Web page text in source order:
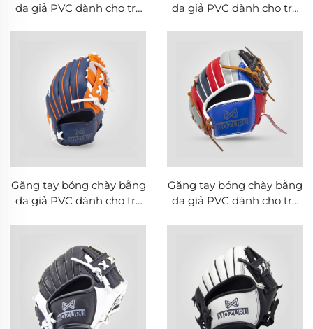
da giả PVC dành cho trẻ
da giả PVC dành cho trẻ
Găng tay bóng chày bằng
da giả PVC dành cho trẻ
Găng tay bóng chày bằng
da giả PVC dành cho trẻ